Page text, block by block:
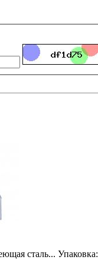
сталь... Упаковка: